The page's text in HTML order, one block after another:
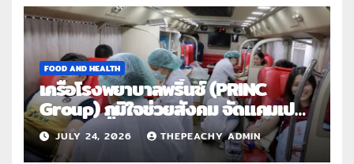
FOOD AND HEALTH
เครือโรงพยาบาลพริ้นซ์ (PRINC
Group) ภูมิใจช่วยสังคม จัดแคมเปญ
ใหญ่ระดับประเทศ “PRINC ผสาน :
สานต่อการให้ไม่สิ้นสุด”
JULY 24, 2026 THEPEACHY ADMIN